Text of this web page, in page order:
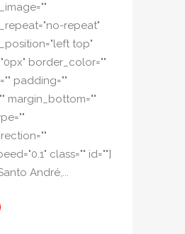
repeat"
top"
border_color=""
padding=""
margin_bottom=""
class="" id=""]
André,...